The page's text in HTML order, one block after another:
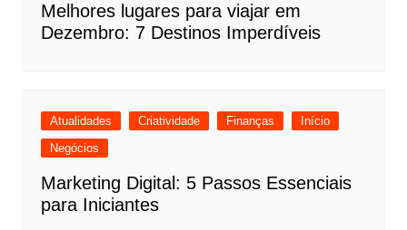
Melhores lugares para viajar em
Dezembro: 7 Destinos Imperdíveis
Atualidades Criatividade Finanças
Início
Negócios
Marketing Digital: 5 Passos Essenciais
para Iniciantes